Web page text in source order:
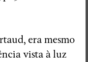
era mesmo
vista à luz